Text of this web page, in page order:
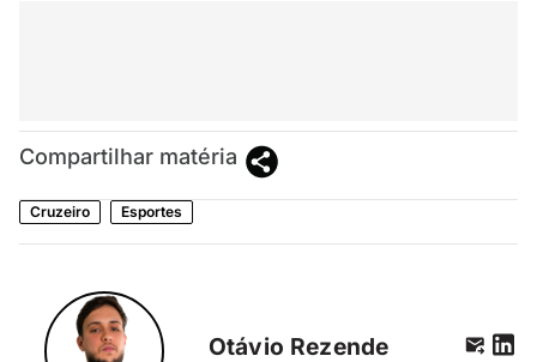
Compartilhar matéria
Cruzeiro Esportes
Otávio Rezende